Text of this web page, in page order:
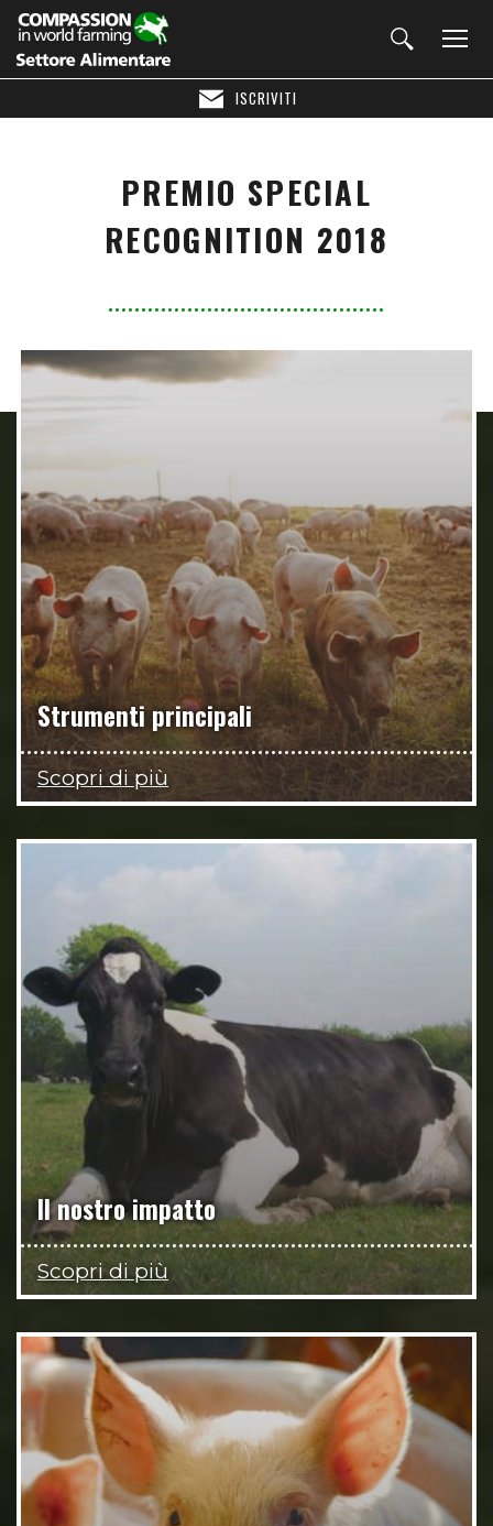
ISCRIVITI
PREMIO SPECIAL
RECOGNITION 2018
Strumenti principali
Scopri di più
Il nostro impatto
Scopri di più